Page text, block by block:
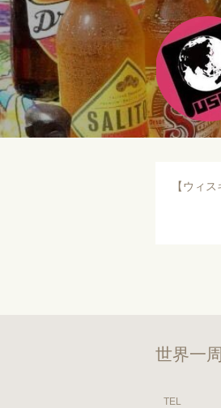
【ウィ
世界一
TEL